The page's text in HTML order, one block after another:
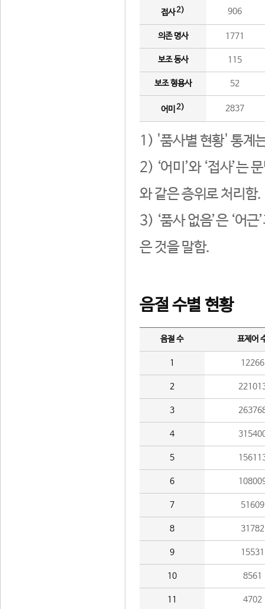
접사2) 906
의존 명사 1771
보조 동사 115
보조 형용사 52
어미 2) 2837
1) '품사별 현황' 통계
2) ‘어미’와 ‘접사’는
와 같은 층위로 처리함.
3) ‘품사 없음’은 ‘어
은 것을 말함.
음절 수별 현황
음절 수 표제어
1 12266
2
3
4
5
6
7 51609
8 31782
9 15531
10 8561
11 4702